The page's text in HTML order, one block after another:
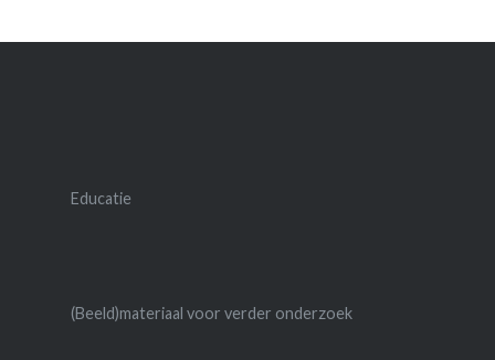
Educatie
(Beeld)materiaal voor verder onderzoek